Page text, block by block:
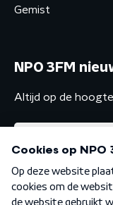
Gemist
NPO 3FM
Altijd op de